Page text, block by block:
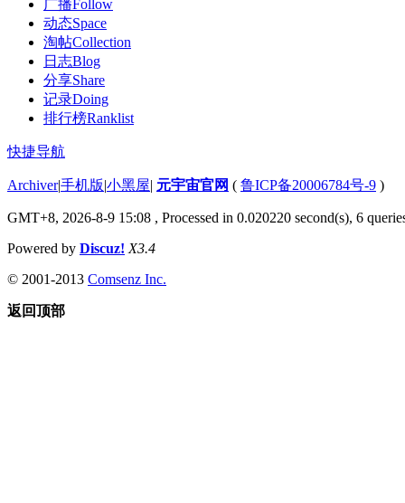
广播Follow
动态Space
淘帖Collection
日志Blog
分享Share
记录Doing
排行榜Ranklist
快捷导航
Archiver|手机版|小黑屋| 元宇宙官网 ( 鲁ICP备20006784号-9 )
GMT+8, 2026-8-9 15:08 , Processed in 0.020220 second(s), 6
Powered by Discuz! X3.4
© 2001-2013 Comsenz Inc.
返回顶部